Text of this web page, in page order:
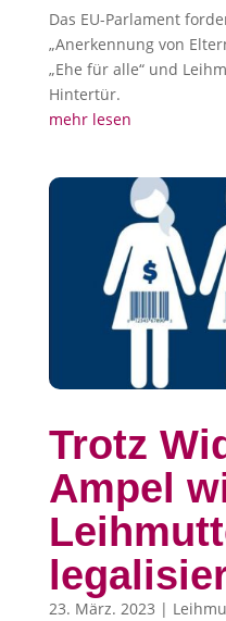
Das EU-Parlament
„Anerkennung von
„Ehe für alle“ und
Hintertür.
mehr lesen
Trotz
Ampel
23. März. 2023 |